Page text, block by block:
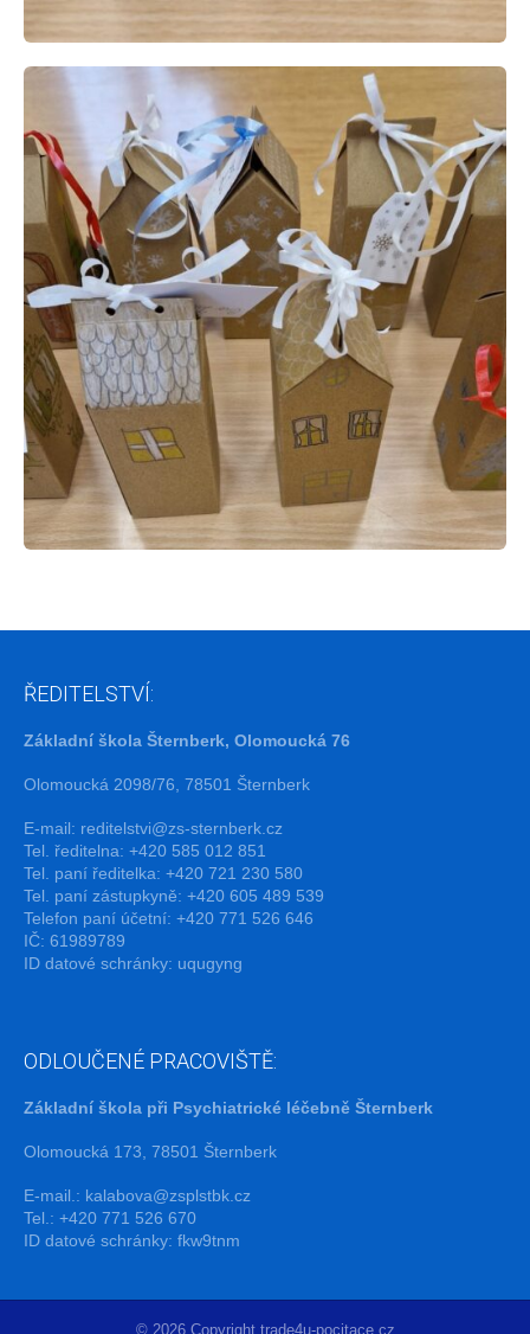
ŘEDITELSTVÍ:
Základní škola Šternberk, Olomoucká 76
Olomoucká 2098/76, 78501 Šternberk
E-mail: reditelstvi@zs-sternberk.cz
Tel. ředitelna: +420 585 012 851
Tel. paní ředitelka: +420 721 230 580
Tel. paní zástupkyně: +420 605 489 539
Telefon paní účetní: +420 771 526 646
IČ: 61989789
ID datové schránky: uqugyng
ODLOUČENÉ PRACOVIŠTĚ:
Základní škola při Psychiatrické léčebně Šternberk
Olomoucká 173, 78501 Šternberk
E-mail.: kalabova@zsplstbk.cz
Tel.: +420 771 526 670
ID datové schránky: fkw9tnm
© 2026 Copyright trade4u-pocitace.cz